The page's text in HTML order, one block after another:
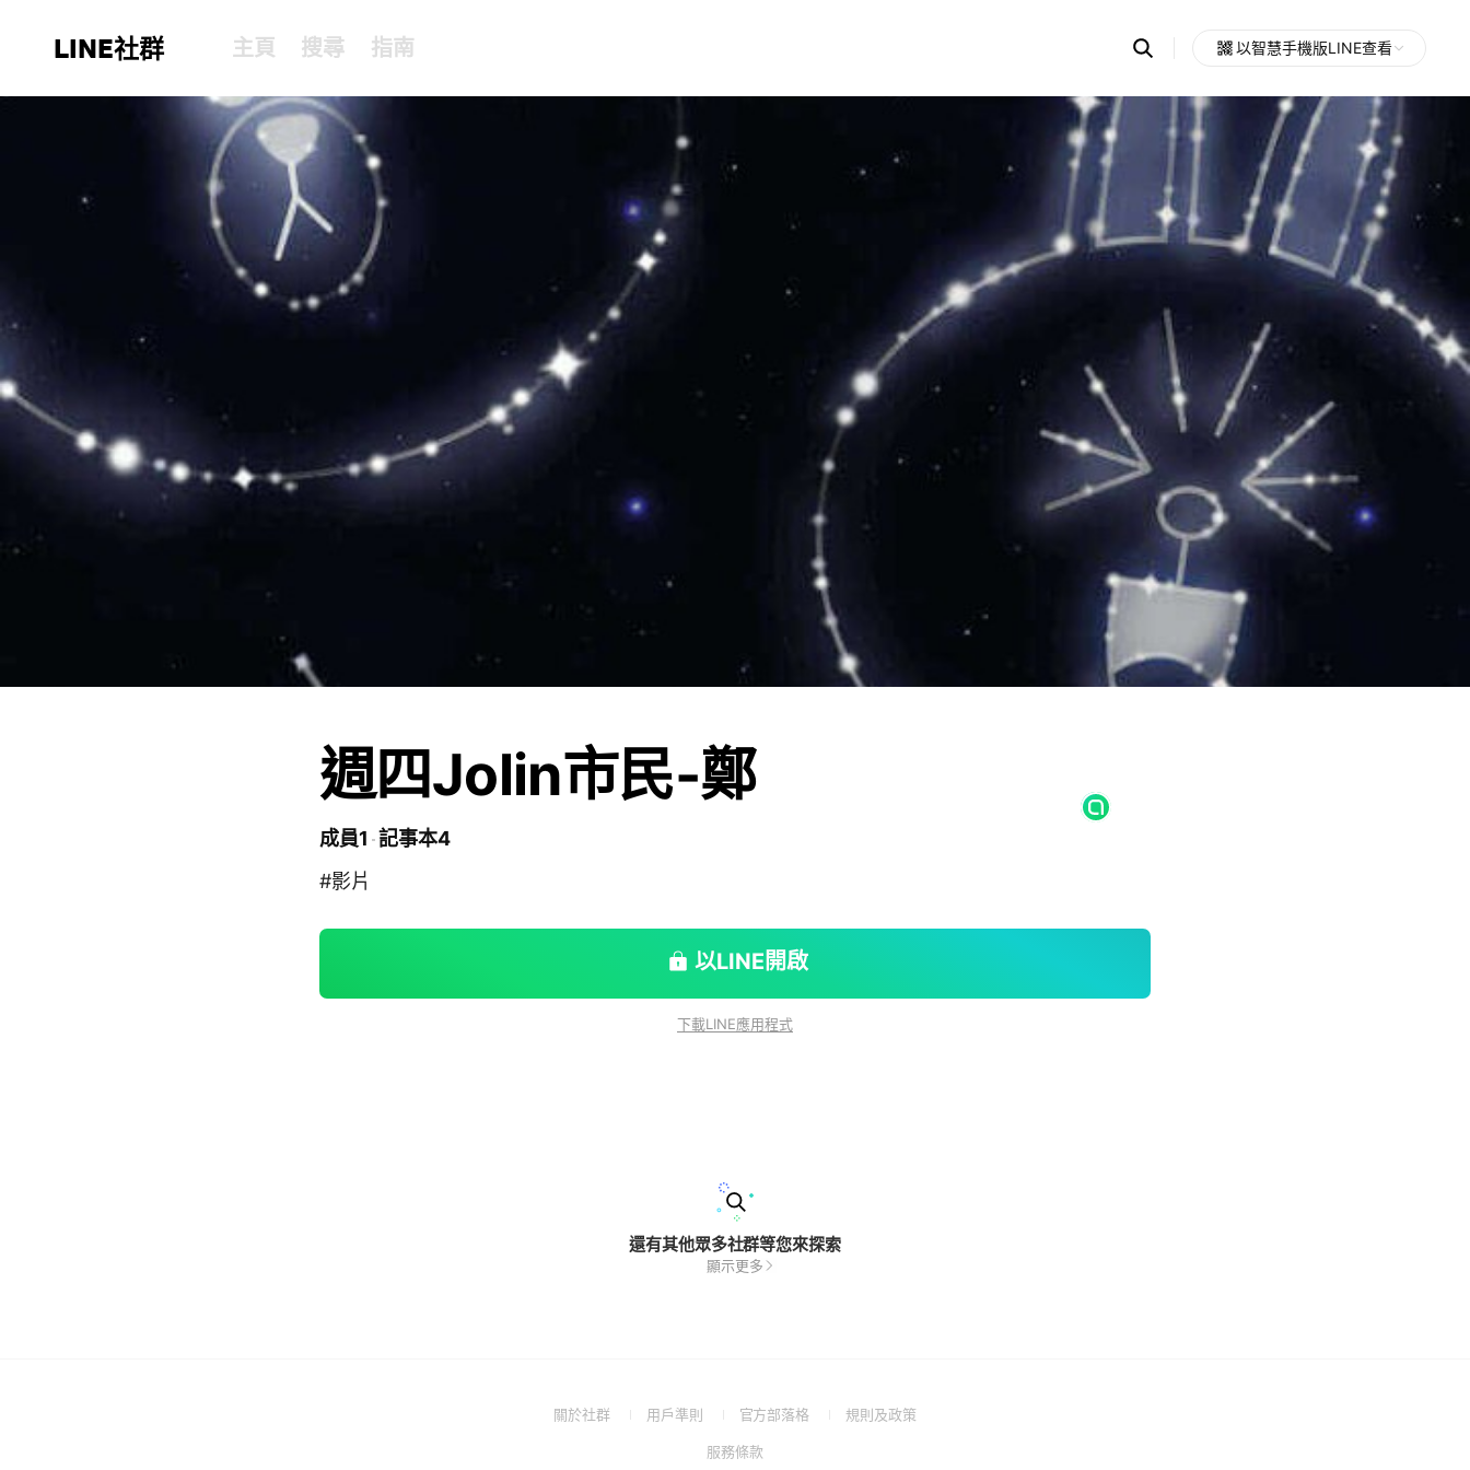
LINE社群 主頁 搜尋 指南 Search
OpenChats
messages
search
以智慧手機版LINE查看
週四Jolin市民-鄭
成員1 記事本4
#影片
以LINE開啟
下載LINE應用程式
還有其他眾多社群等您來探索
顯示更多
關於社群
(Open用戶準則
(Open
a
官方部落格
(Open規則及政策(Open
服務條款(Open